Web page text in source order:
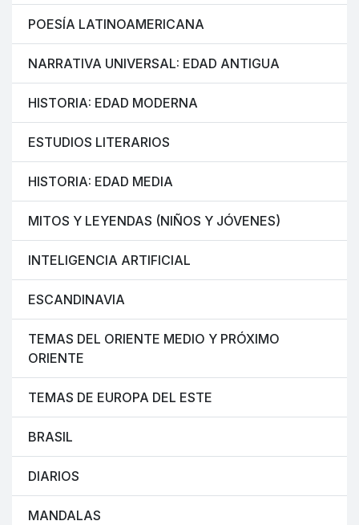
POESÍA LATINOAMERICANA
NARRATIVA UNIVERSAL: EDAD ANTIGUA
HISTORIA: EDAD MODERNA
ESTUDIOS LITERARIOS
HISTORIA: EDAD MEDIA
MITOS Y LEYENDAS (NIÑOS Y JÓVENES)
INTELIGENCIA ARTIFICIAL
ESCANDINAVIA
TEMAS DEL ORIENTE MEDIO Y PRÓXIMO
ORIENTE
TEMAS DE EUROPA DEL ESTE
BRASIL
DIARIOS
MANDALAS